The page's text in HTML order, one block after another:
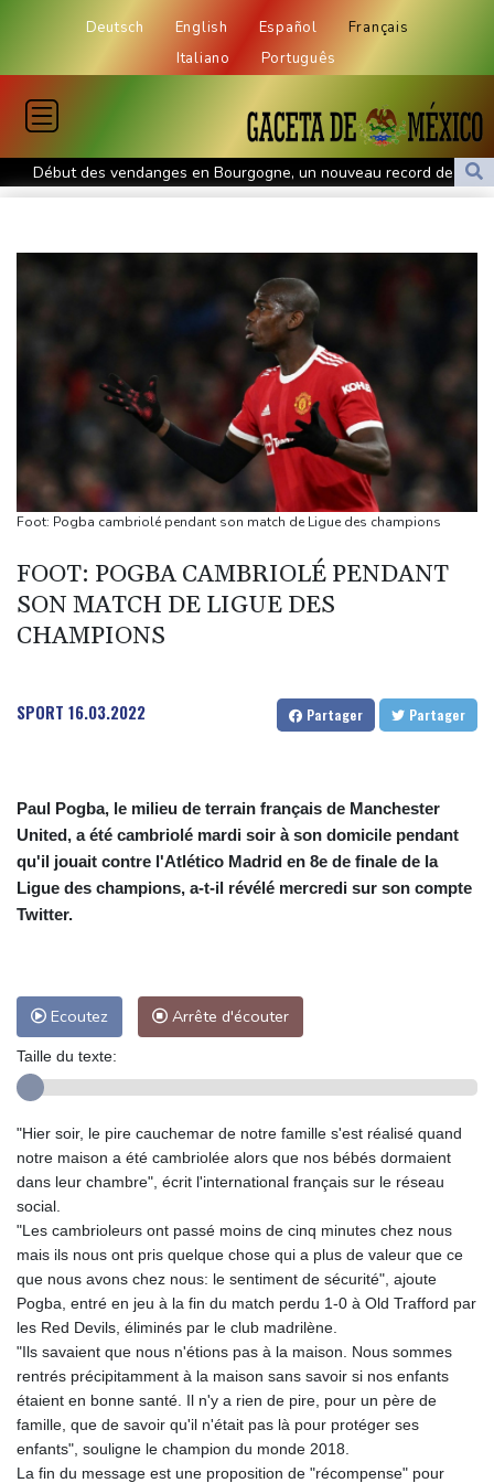
Deutsch English Español
Français
Italiano
Português
Début des vendanges en Bourgogne, un nouveau record de
précocité
contre les sargasses
Pour les Afro-Américains de Memphis, voter pour exister dans un
Etat à la carte électorale redessinée
Arrêter la guerre en Ukraine ? Le parti russe d'opposition Iabloko
Lise Klaveness, l'anti-Infantino canal historique
Indemnité carburant pour "grands rouleurs": la date limite de
dépôt reportée à fin août
"Je ne voulais pas me voir dans les miroirs": l'impact
Amazon fait construire au Texas une immense centrale à gaz
pour ses centres de données
Présidentielle: Gabriel Attal porte plainte, dénonçant une
Nocturne et amatrice de café: une nouvelle espèce de grenouille
Foot: Pogba cambriolé pendant son match de Ligue des champions
FOOT: POGBA CAMBRIOLÉ PENDANT
SON MATCH DE LIGUE DES
CHAMPIONS
SPORT 16.03.2022 Partager Partager
Paul Pogba, le milieu de terrain français de Manchester
United, a été cambriolé mardi soir à son domicile pendant
qu'il jouait contre l'Atlético Madrid en 8e de finale de la
Ligue des champions, a-t-il révélé mercredi sur son compte
Twitter.
Ecoutez Arrête d'écouter
Taille du texte:
"Hier soir, le pire cauchemar de notre famille s'est réalisé quand
notre maison a été cambriolée alors que nos bébés dormaient
dans leur chambre", écrit l'international français sur le réseau
social.
"Les cambrioleurs ont passé moins de cinq minutes chez nous
mais ils nous ont pris quelque chose qui a plus de valeur que ce
que nous avons chez nous: le sentiment de sécurité", ajoute
Pogba, entré en jeu à la fin du match perdu 1-0 à Old Trafford par
les Red Devils, éliminés par le club madrilène.
"Ils savaient que nous n'étions pas à la maison. Nous sommes
rentrés précipitamment à la maison sans savoir si nos enfants
étaient en bonne santé. Il n'y a rien de pire, pour un père de
famille, que de savoir qu'il n'était pas là pour protéger ses
enfants", souligne le champion du monde 2018.
La fin du message est une proposition de "récompense" pour